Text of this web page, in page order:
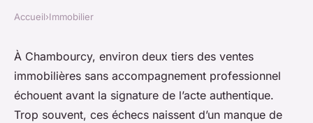
Les avantages d'utiliser une
agence pour acheter ou vendre
à Chambourcy
Accueil›Immobilier
À Chambourcy, environ deux tiers des ventes
immobilières sans accompagnement professionnel
échouent avant la signature de l’acte authentique.
Trop souvent, ces échecs naissent d’un manque de